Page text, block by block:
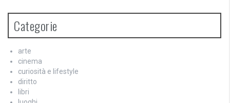
Categorie
arte
cinema
curiosità e lifestyle
diritto
libri